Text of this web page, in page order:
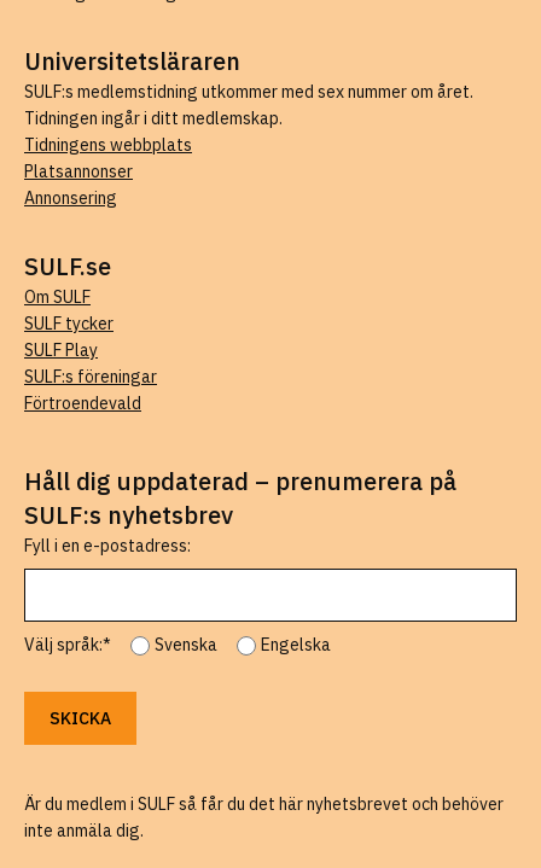
Universitetsläraren
SULF:s medlemstidning utkommer med sex nummer om året.
Tidningen ingår i ditt medlemskap.
Tidningens webbplats
Platsannonser
Annonsering
SULF.se
Om SULF
SULF tycker
SULF Play
SULF:s föreningar
Förtroendevald
Håll dig uppdaterad – prenumerera på
SULF:s nyhetsbrev
Fyll i en e-postadress:
Välj språk:* Svenska Engelska
Är du medlem i SULF så får du det här nyhetsbrevet och behöver
inte anmäla dig.